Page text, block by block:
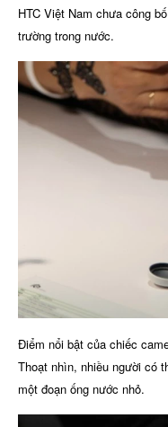
HTC Việt Nam chưa công
trường trong nước.
Điểm nổi bật của chiếc
Thoạt nhìn, nhiều người có
một đoạn ống nước nhỏ.